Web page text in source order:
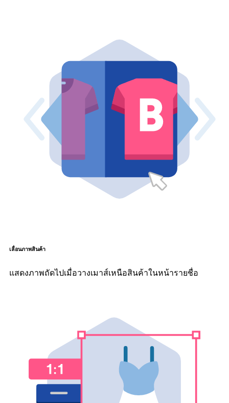
เลื่อนภาพสินค้า
แสดงภาพถัดไปเมื่อวางเมาส์เหนือสินค้าในหน้ารายชื่อ